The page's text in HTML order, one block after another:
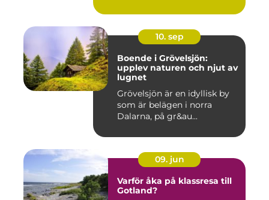
10. sep
Boende i Grövelsjön:
upplev naturen och njut av
lugnet
Grövelsjön är en idyllisk by
som är belägen i norra
Dalarna, på gr&au...
09. jun
Varför åka på klassresa till
Gotland?